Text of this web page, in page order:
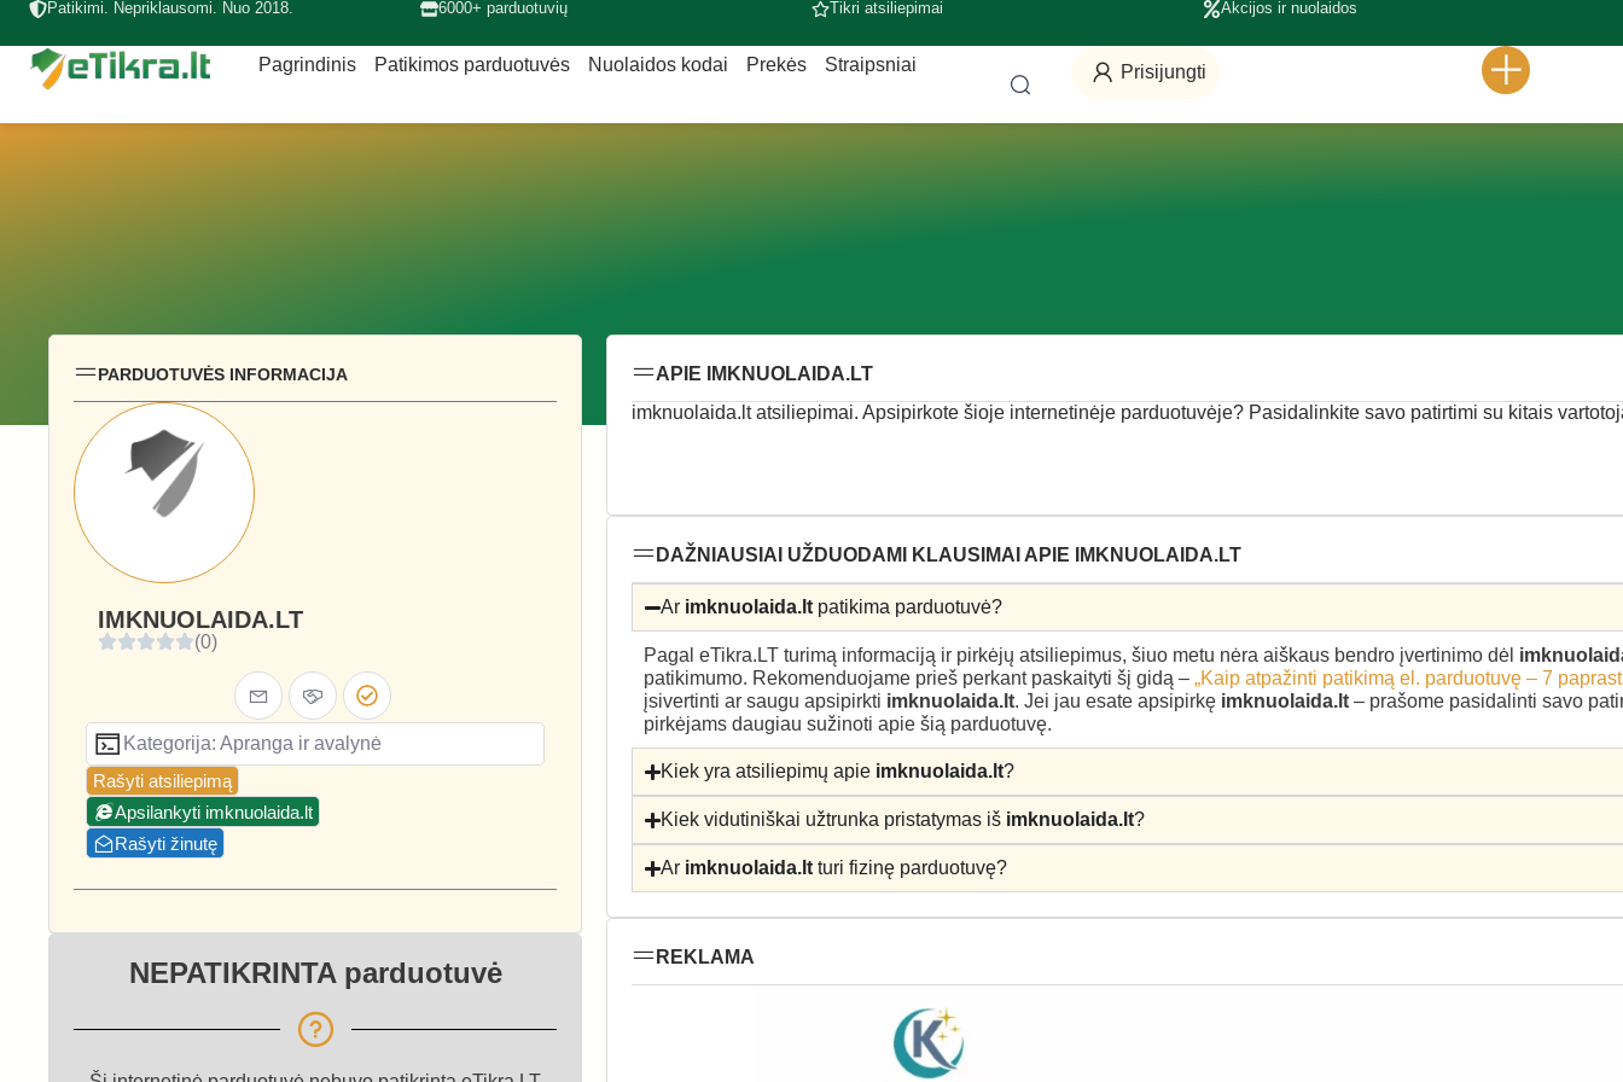
Patikimi. Nepriklausomi. Nuo 2018. 6000+ parduotuvių Tikri atsiliepimai Akcijos ir nuolaidos
Pagrindinis Patikimos parduotuvės Nuolaidos kodai Prekės Straipsniai Prisijungti
PARDUOTUVĖS INFORMACIJA
IMKNUOLAIDA.LT
(0)
Kategorija: Apranga ir avalynė
Rašyti atsiliepimą
Apsilankyti imknuolaida.lt
Rašyti žinutę
NEPATIKRINTA parduotuvė
APIE IMKNUOLAIDA.LT
imknuolaida.lt atsiliepimai. Apsipirkote šioje internetinėje parduotuvėje? Pasidalinkite savo patirtimi su kitais
DAŽNIAUSIAI UŽDUODAMI KLAUSIMAI APIE IMKNUOLAIDA.LT
Ar imknuolaida.lt patikima parduotuvė?
Pagal eTikra.LT turimą informaciją ir pirkėjų atsiliepimus, šiuo metu nėra aiškaus bendro įvertinimo dėl
patikimumo. Rekomenduojame prieš perkant paskaityti šį gidą – „Kaip atpažinti patikimą el. parduotuvę – 7
įsivertinti ar saugu apsipirkti imknuolaida.lt. Jei jau esate apsipirkę imknuolaida.lt – prašome pasidalinti savo
pirkėjams daugiau sužinoti apie šią parduotuvę.
Kiek yra atsiliepimų apie imknuolaida.lt?
Kiek vidutiniškai užtrunka pristatymas iš imknuolaida.lt?
Ar imknuolaida.lt turi fizinę parduotuvę?
REKLAMA